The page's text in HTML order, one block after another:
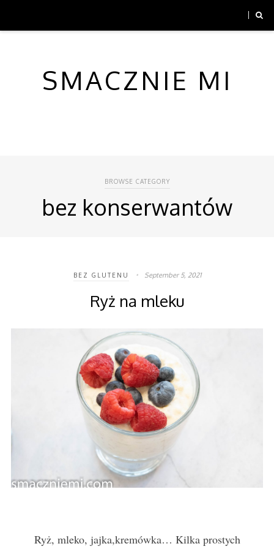
SMACZNIE MI
BROWSE CATEGORY
bez konserwantów
BEZ GLUTENU September 5, 2021
Ryż na mleku
Ryż, mleko, jajka,kremówka… Kilka prostych